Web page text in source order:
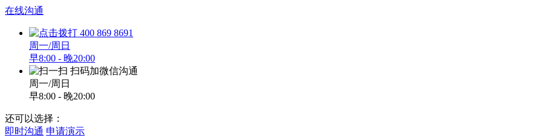
在线沟通
400 869 8691
周一/周日
早8:00 - 晚20:00
扫码加微信沟通
周一/周日
早8:00 - 晚20:00
还可以选择：
即时沟通 申请演示